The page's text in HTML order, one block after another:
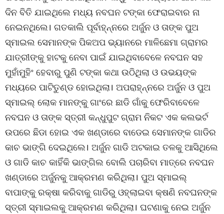
ଦିନ ବିତି ଯାଇଥିଲେ ମଧ୍ୟ ନବଘନ ଟଙ୍କା ଫେରାଇବାର ନା
ନେଇନଥିଲେ। ଗତକାଲି ପୂର୍ବାହ୍ନ୍ନରେ ଅର୍ଜୁନ ଓ ତାଙ୍କ ପୁଅ
ସ୍ମାଇଲ ସେମାନଙ୍କ ପିକଅପ ଭ୍ୟାନରେ ମାଳିଛେମା ଗ୍ରାମର
ଯାତ୍ରୀଙ୍କୁ ହାଟକୁ ନେବା ପାଇଁ ଯାଇଥିବାବେଳେ ନବଘନ ସହ
ମୁହାଁମୁହିଂ ହେବାରୁ ପୁଣି ଟଙ୍କା କଥା ଉଠିଥିଲା ଓ ଉଭୟଙ୍କ
ମଧ୍ୟରେ ପାଟିତୁଣ୍ଡ ହୋଇଥିଲା। ଅପରାହ୍ନ୍ନରେ ଅର୍ଜୁନ ଓ ପୁଅ
ସ୍ମାଇଲ୍ ଲୋକ ମାନଙ୍କୁ ଗାଂରେ ଛାଡି ଗାଁକୁ ଫେରିବାବେଳେ
ନବଘନ ଓ ତାଙ୍କ ସ୍ତ୍ରୀ କନ୍ଧୁପୁଟ ଗ୍ରାମ ନିକଟ ଏକ କଲଭର୍ଟ
ଉପରେ ଛିଡା ହୋଇ ଏକ ଖଣ୍ଡାରେ ବାଡେଇ ସେମାନଙ୍କ ଗାଡିର
କାଚ ଭାଙ୍ଗି ଦେଇଥିଲେ। ଅର୍ଜୁନ ଗାଡି ଅଟକାଇ ତଳକୁ ଆସିଥିଲେ
ଓ ଗାଡି କାଚ କାହିଁକି ଭାଙ୍ଗିଲ ବୋଲି ପଚାରିବା ମାତ୍ରେ ନବଘନ
ଖଣ୍ଡାରେ ଅର୍ଜୁନକୁ ଆକ୍ରମଣ କରିଥିଲା। ପୁଅ ସ୍ମାଇଲ୍
ବାପାଙ୍କୁ ରକ୍ଷା କରିବାକୁ ଗାଡିରୁ ଓହ୍ଲାଇବା କ୍ଷଣି ନବଘନଙ୍କ
ସ୍ତ୍ରୀ ସ୍ମାଇଲକୁ ଆକ୍ରମଣ କରିଥିଲା। ଘଟଣାକୁ ନେଇ ଅର୍ଜୁନ